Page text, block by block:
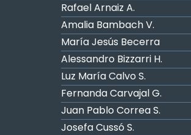
Rafael Arnaiz A.
Amalia Bambach V.
María Jesús Becerra
Alessandro Bizzarri H.
Luz María Calvo S.
Fernanda Carvajal G.
Juan Pablo Correa S.
Josefa Cussó S.